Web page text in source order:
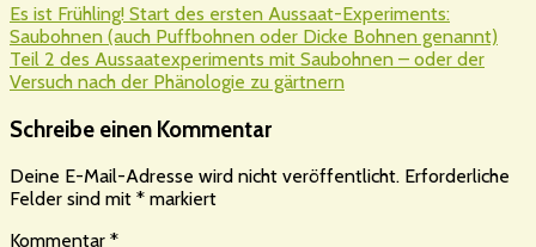
Es ist Frühling! Start des ersten Aussaat-Experiments:
Saubohnen (auch Puffbohnen oder Dicke Bohnen genannt)
Teil 2 des Aussaatexperiments mit Saubohnen – oder der
Versuch nach der Phänologie zu gärtnern
Schreibe einen Kommentar
Deine E-Mail-Adresse wird nicht veröffentlicht. Erforderliche
Felder sind mit * markiert
Kommentar *